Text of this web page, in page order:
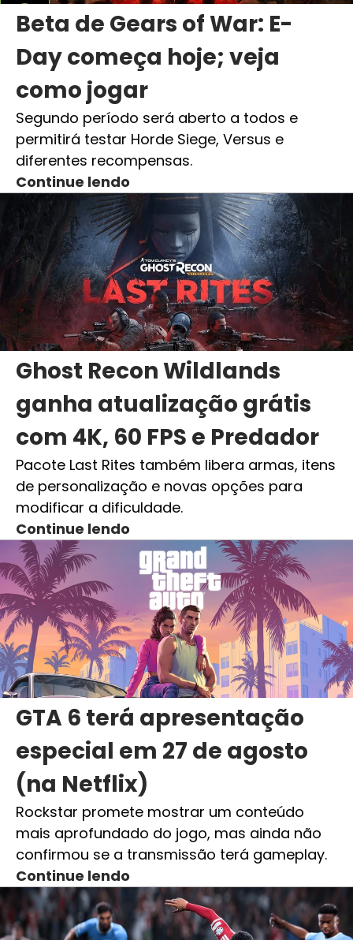
Beta de Gears of War: E-
Day começa hoje; veja
como jogar
Segundo período será aberto a todos e
permitirá testar Horde Siege, Versus e
diferentes recompensas.
Continue lendo
Ghost Recon Wildlands
ganha atualização grátis
com 4K, 60 FPS e Predador
Pacote Last Rites também libera armas, itens
de personalização e novas opções para
modificar a dificuldade.
Continue lendo
GTA 6 terá apresentação
especial em 27 de agosto
(na Netflix)
Rockstar promete mostrar um conteúdo
mais aprofundado do jogo, mas ainda não
confirmou se a transmissão terá gameplay.
Continue lendo